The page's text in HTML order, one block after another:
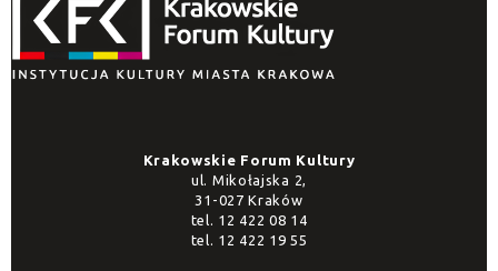
Krakowskie Forum Kultury
ul. Mikołajska 2,
31-027 Kraków
tel. 12 422 08 14
tel. 12 422 19 55